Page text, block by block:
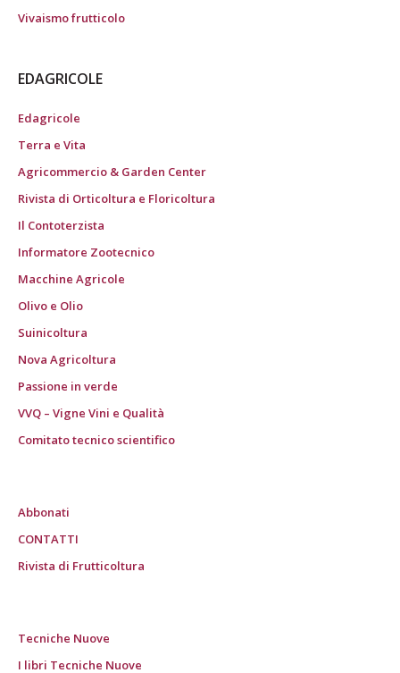
Vivaismo frutticolo
EDAGRICOLE
Edagricole
Terra e Vita
Agricommercio & Garden Center
Rivista di Orticoltura e Floricoltura
Il Contoterzista
Informatore Zootecnico
Macchine Agricole
Olivo e Olio
Suinicoltura
Nova Agricoltura
Passione in verde
VVQ – Vigne Vini e Qualità
Comitato tecnico scientifico
Abbonati
CONTATTI
Rivista di Frutticoltura
Tecniche Nuove
I libri Tecniche Nuove